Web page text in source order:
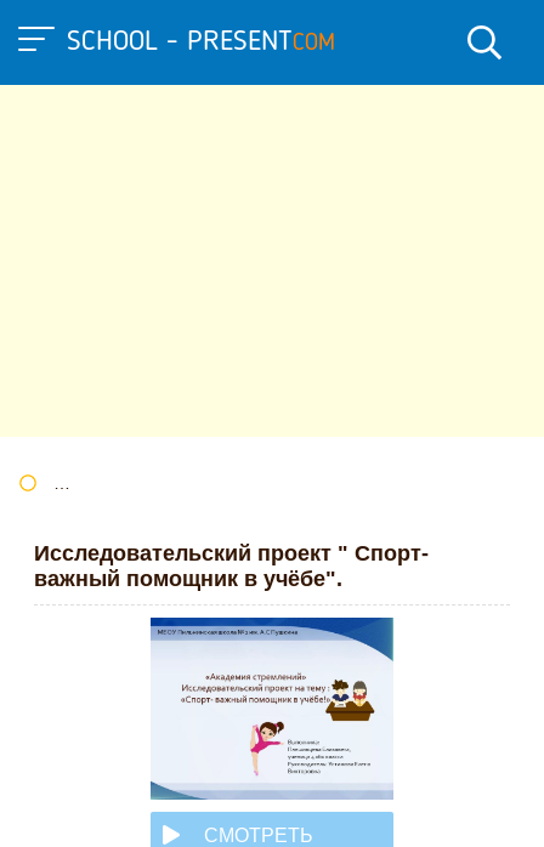
SCHOOL - PRESENTCOM
Исследовательский проект " Спорт-
важный помощник в учёбе".
СМОТРЕТЬ